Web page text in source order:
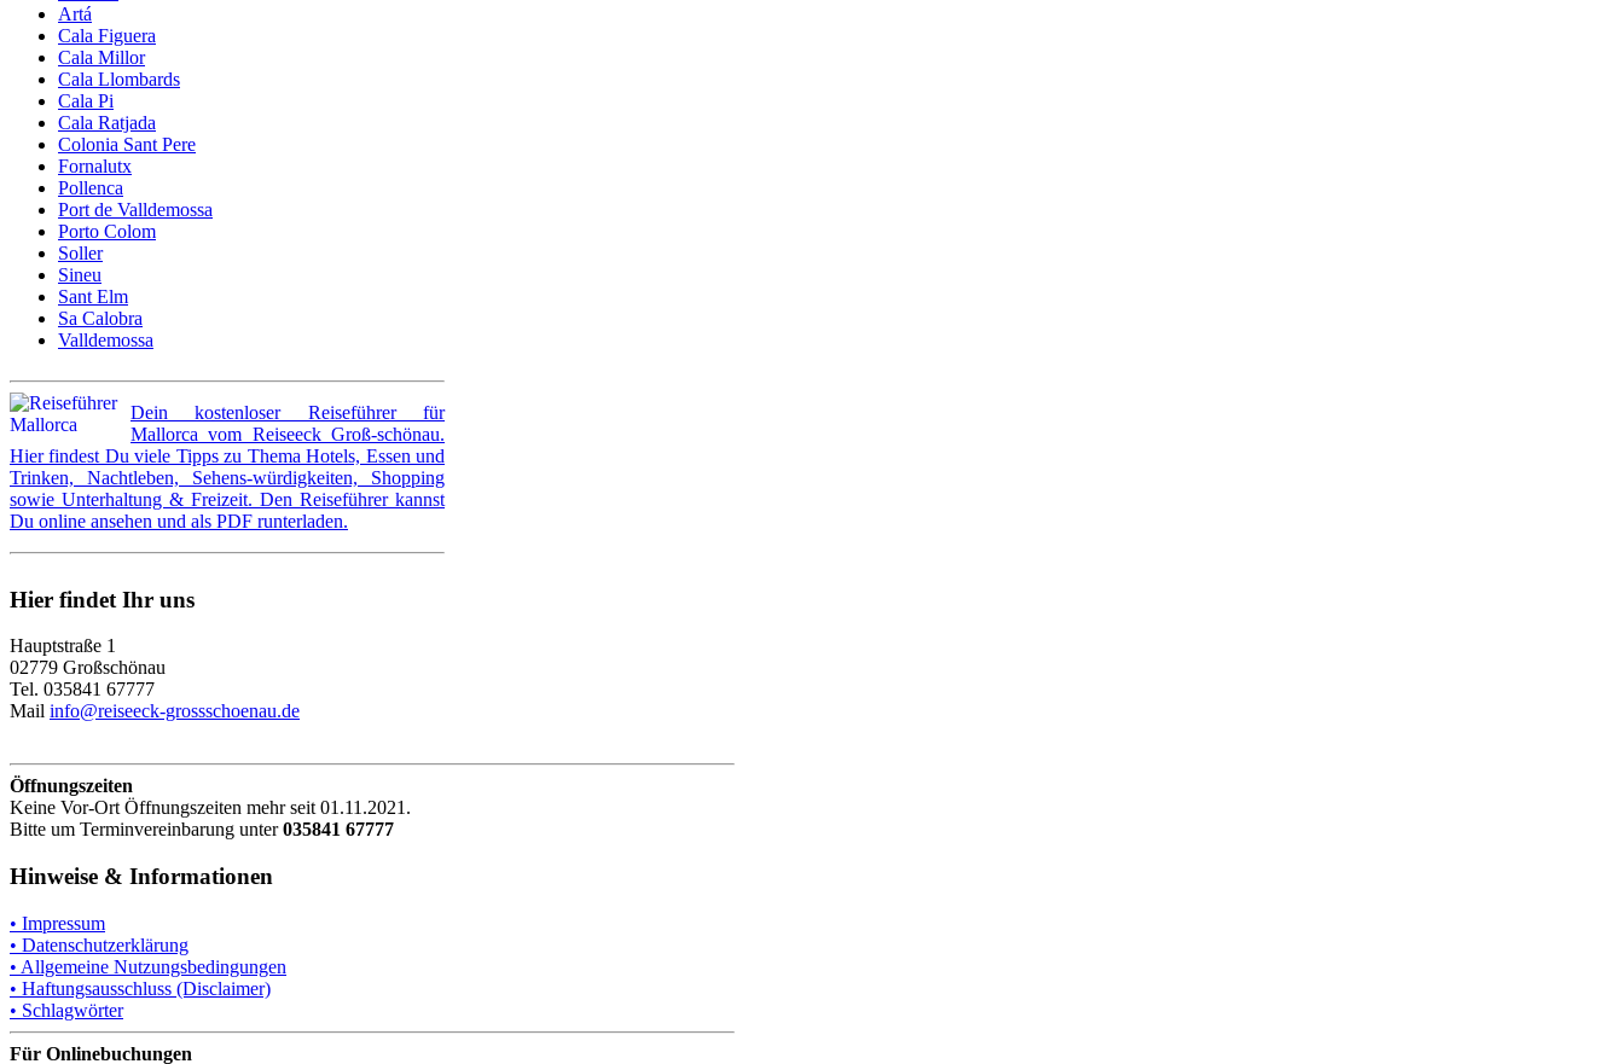
Artá
Cala Figuera
Cala Millor
Cala Llombards
Cala Pi
Cala Ratjada
Colonia Sant Pere
Fornalutx
Pollenca
Port de Valldemossa
Porto Colom
Soller
Sineu
Sant Elm
Sa Calobra
Valldemossa
Dein kostenloser Reiseführer für
Mallorca vom Reiseeck Groß-schönau.
Hier findest Du viele Tipps zu Thema Hotels, Essen und
Trinken, Nachtleben, Sehens-würdigkeiten, Shopping
sowie Unterhaltung & Freizeit. Den Reiseführer kannst
Du online ansehen und als PDF runterladen.
Hier findet Ihr uns
Hauptstraße 1
02779 Großschönau
Tel. 035841 67777
Mail info@reiseeck-grossschoenau.de
Öffnungszeiten
Keine Vor-Ort Öffnungszeiten mehr seit 01.11.2021.
Bitte um Terminvereinbarung unter035841 67777
Hinweise & Informationen
• Impressum
• Datenschutzerklärung
• Allgemeine Nutzungsbedingungen
• Haftungsausschluss (Disclaimer)
• Schlagwörter
Für Onlinebuchungen